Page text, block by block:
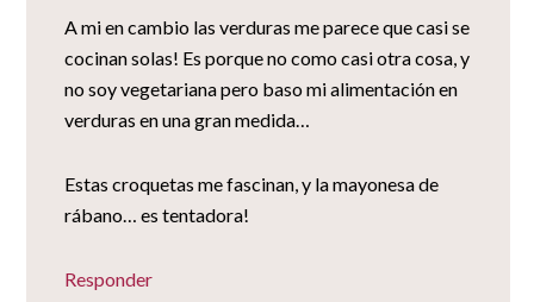
A mi en cambio las verduras me parece que casi se
cocinan solas! Es porque no como casi otra cosa, y
no soy vegetariana pero baso mi alimentación en
verduras en una gran medida…
Estas croquetas me fascinan, y la mayonesa de
rábano… es tentadora!
Responder